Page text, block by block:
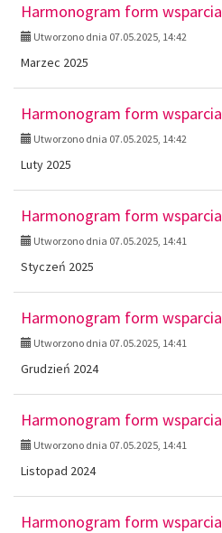
Harmonogram form wsparcia
Utworzono dnia 07.05.2025, 14:42
Marzec 2025
Harmonogram form wsparcia
Utworzono dnia 07.05.2025, 14:42
Luty 2025
Harmonogram form wsparcia
Utworzono dnia 07.05.2025, 14:41
Styczeń 2025
Harmonogram form wsparcia
Utworzono dnia 07.05.2025, 14:41
Grudzień 2024
Harmonogram form wsparcia
Utworzono dnia 07.05.2025, 14:41
Listopad 2024
Harmonogram form wsparcia